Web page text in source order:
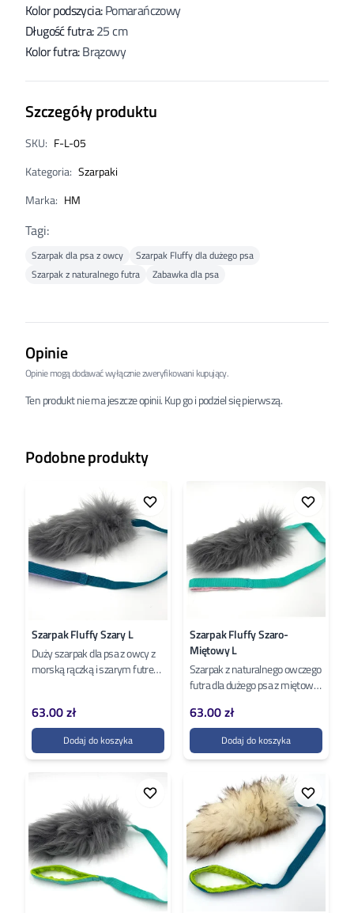
Kolor podszycia:Pomarańczowy
Długość futra:25 cm
Kolor futra:Brązowy
Szczegóły produktu
SKU: F-L-05
Kategoria: Szarpaki
Marka: HM
Tagi:
Szarpak dla psa z owcy
Szarpak Fluffy dla dużego psa
Szarpak z naturalnego futra
Zabawka dla psa
Opinie
Opinie mogą dodawać wyłącznie zweryfikowani kupujący.
Ten produkt nie ma jeszcze opinii. Kup go i podziel się pierwszą.
Podobne produkty
Szarpak Fluffy Szary L
Duży szarpak dla psa z owcy z
morską rączką i szarym futrem.
magnes,...
63.00 zł
Dodaj do koszyka
Szarpak Fluffy Szaro-
Miętowy L
Szarpak z naturalnego owczego
futra dla dużego psa z miętową
Naturalny materiał sprawia,...
63.00 zł
Dodaj do koszyka